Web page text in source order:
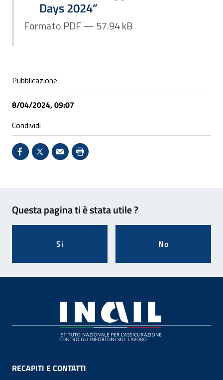
Days 2024”
Formato PDF — 57.94 kB
Condivisione social
Pubblicazione
8/04/2024, 09:07
Condividi
Condividi su Facebook - Sito esterno - Apertura in
X - Sito esterno - Apertura in nuova finestra
Invio Mail: apre il programma di posta
Stampa pagina: scelta meno
Questa pagina ti è stata utile ?
Si No
RECAPITI E CONTATTI